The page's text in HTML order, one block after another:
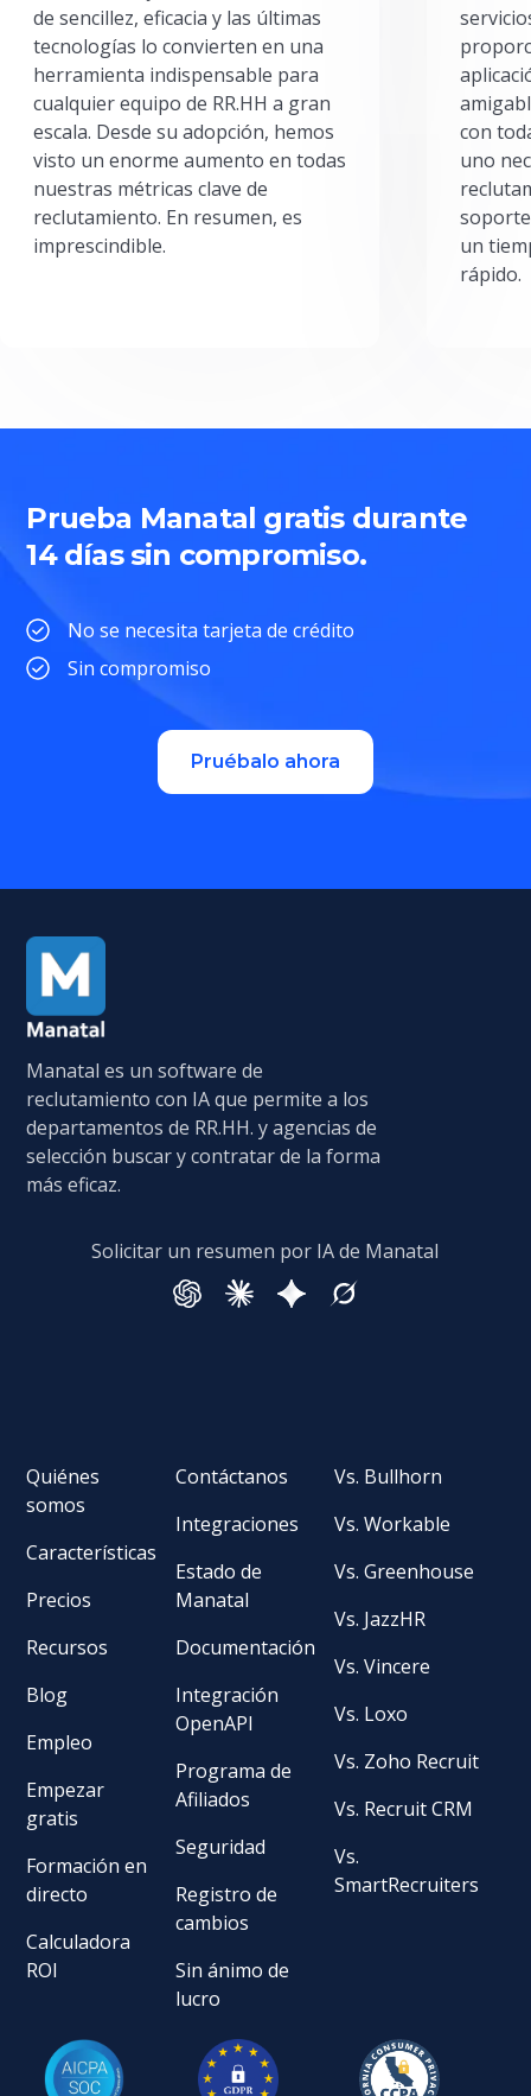
de sencillez, eficacia y las últimas
tecnologías lo convierten en una
herramienta indispensable para
cualquier equipo de RR.HH a gran
escala. Desde su adopción, hemos
visto un enorme aumento en todas
nuestras métricas clave de
reclutamiento. En resumen, es
imprescindible.
con
uno
un
rápido.
Prueba Manatal gratis durante
14 días sin compromiso.
No se necesita tarjeta de crédito
Sin compromiso
Pruébalo ahora
Manatal es un software de
reclutamiento con IA que permite a los
departamentos de RR.HH. y agencias de
selección buscar y contratar de la forma
más eficaz.
Solicitar un resumen por IA de Manatal
Quiénes
somos
Características
Precios
Recursos
Blog
Empleo
Empezar
gratis
Formación en
directo
Calculadora
ROI
Contáctanos
Integraciones
Estado de
Manatal
Documentación
Integración
OpenAPI
Programa de
Afiliados
Seguridad
Registro de
cambios
Sin ánimo de
lucro
Vs. Bullhorn
Vs. Workable
Vs. Greenhouse
Vs. JazzHR
Vs. Vincere
Vs. Loxo
Vs. Zoho Recruit
Vs. Recruit CRM
Vs.
SmartRecruiters